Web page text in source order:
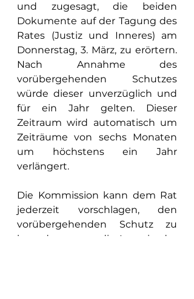
und zugesagt, die beiden
Dokumente auf der Tagung des
Rates (Justiz und Inneres) am
Donnerstag, 3. März, zu erörtern.
Nach Annahme des
vorübergehenden Schutzes
würde dieser unverzüglich und
für ein Jahr gelten. Dieser
Zeitraum wird automatisch um
Zeiträume von sechs Monaten
um höchstens ein Jahr
verlängert.
Die Kommission kann dem Rat
jederzeit vorschlagen, den
vorübergehenden Schutz zu
beenden, wenn die Lage in der